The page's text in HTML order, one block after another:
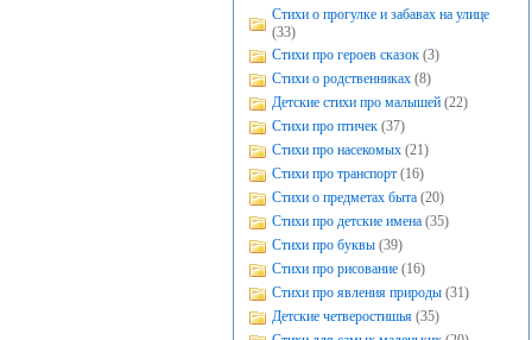
Стихи о прогулке и забавах на улице
(33)
Стихи про героев сказок (3)
Стихи о родственниках (8)
Детские стихи про малышей (22)
Стихи про птичек (37)
Стихи про насекомых (21)
Стихи про транспорт (16)
Стихи о предметах быта (20)
Стихи про детские имена (35)
Стихи про буквы (39)
Стихи про рисование (16)
Стихи про явления природы (31)
Детские четверостишья (35)